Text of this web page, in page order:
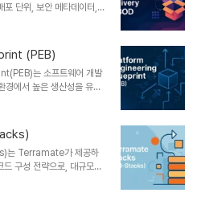
동화된 검증, 정책 승인 및
보안 정책을 코드와 동일
단위, 보안 메타데이터,
맷이다. 기존의 Software
을 확보하는 운영 중심의
의소프트웨어 릴리스/배포
차 등을 명시한 전달 사양
를 수신자 측에서 자동으로
(Supply Chain
(PEB)
는 소프트웨어 개발
경에서 높은 생산성을 유지
폼(Internal Developer
는 자율성과 보안, 표준
개념 및 정의 항목 설명
계하기 위한 기술적·조직
복되는 운영 작업을 자동화
성DevOps 도입 이후 복잡
Terramate가 제공하
구성 전략으로, 대규모
하여 효율적으로 관리할